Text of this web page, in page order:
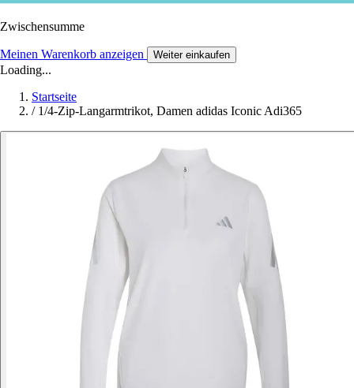
Zwischensumme
Meinen Warenkorb anzeigen Weiter einkaufen
Loading...
Startseite
/ 1/4-Zip-Langarmtrikot, Damen adidas Iconic Adi365